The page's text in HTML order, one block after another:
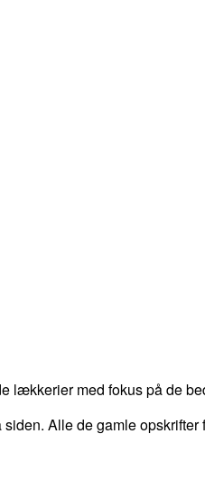
lækkerier med fokus på de
Alle de gamle